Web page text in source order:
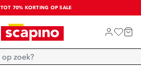
TOT 70% KORTING OP SALE
SALE: LAATSTE KANS!
SHOP NIEUW
Home